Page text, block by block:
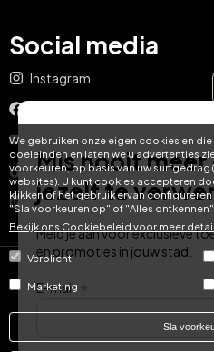
We gebruiken onze eigen cookies en
doeleinden en laten we u advertenties
voorkeuren, op basis van uw
websites). U kunt cookies accepteren
klikken of het gebruik ervan
"Sla voorkeuren op" of "Alles ontkennen"
Bekijk ons ​​Cookiebeleid voor meer
Verplicht
Marketing
Sla
Social media
Instagram
YouTube
TikTok
LinkedIn
© Hotel
Tel: +34 871 51 00
Mis nooit meer
jezelf te
Meld je aan voor exclusieve
en promoties in jouw stad.
E-mail